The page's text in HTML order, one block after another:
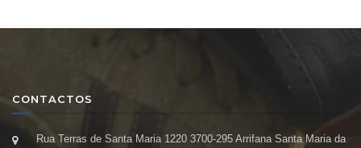
CONTACTOS
Rua Terras de Santa Maria 1220 3700-295 Arrifana Santa Maria da